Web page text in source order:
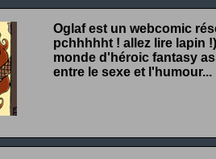
Oglaf est un webcomic
pchhhhht ! allez lire lapin
monde d'héroic fantasy
entre le sexe et l'humour...